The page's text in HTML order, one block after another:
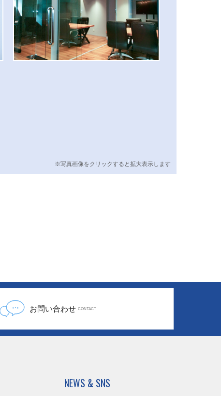
お問い合わせ CONTACT
NEWS & SNS